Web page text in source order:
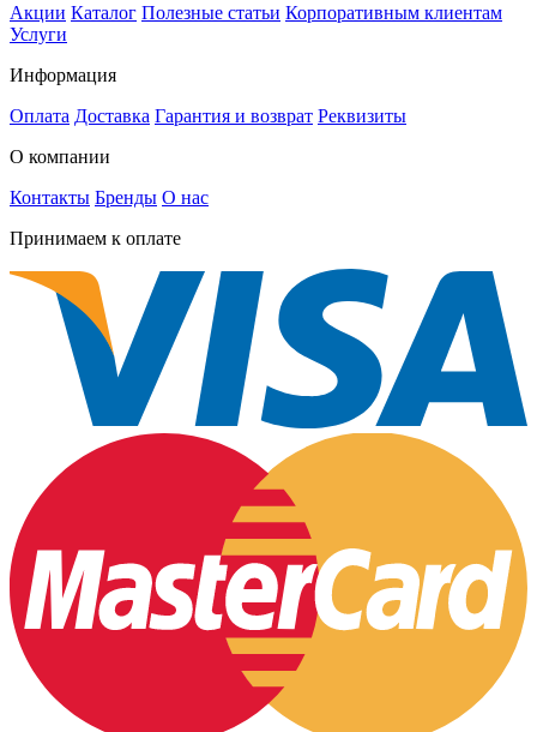
Акции Каталог Полезные статьи Корпоративным клиентам
Услуги
Информация
Оплата Доставка Гарантия и возврат Реквизиты
О компании
Контакты Бренды О нас
Принимаем к оплате